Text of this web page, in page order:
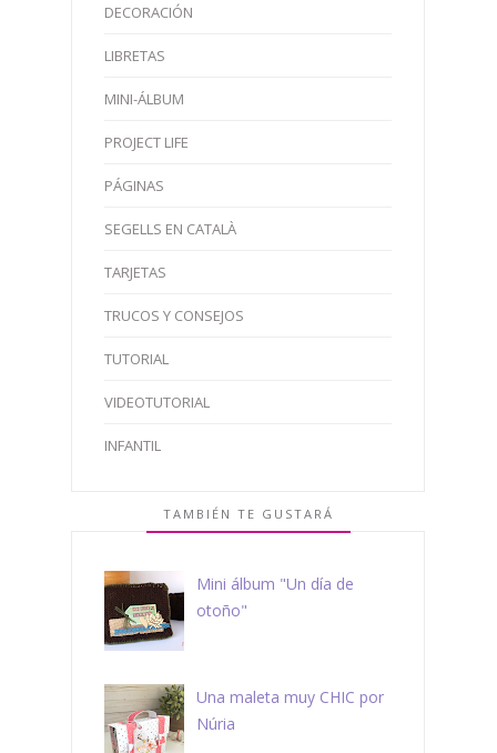
DECORACIÓN
LIBRETAS
MINI-ÁLBUM
PROJECT LIFE
PÁGINAS
SEGELLS EN CATALÀ
TARJETAS
TRUCOS Y CONSEJOS
TUTORIAL
VIDEOTUTORIAL
INFANTIL
TAMBIÉN TE GUSTARÁ
Mini álbum "Un día de
otoño"
Una maleta muy CHIC por
Núria